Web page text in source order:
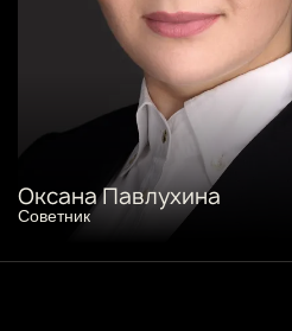
Оксана Павлухина
Cоветник